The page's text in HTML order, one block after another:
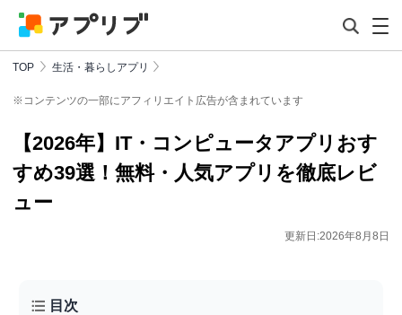
TOP 生活・暮らしアプリ
※コンテンツの一部にアフィリエイト広告が含まれています
【2026年】IT・コンピュータアプリおす
すめ39選！無料・人気アプリを徹底レビ
ュー
更新日:2026年8月8日
目次